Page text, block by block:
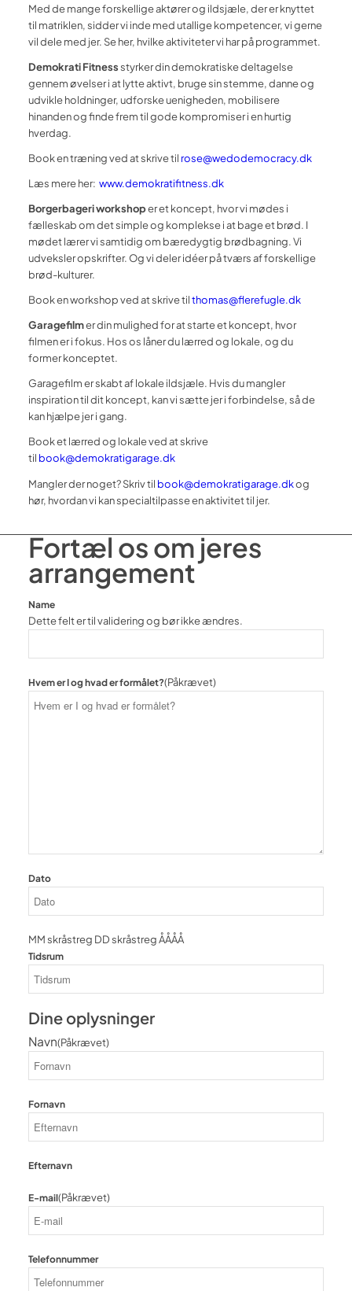
Med de mange forskellige aktører og ildsjæle, der er knyttet
til matriklen, sidder vi inde med utallige kompetencer, vi gerne
vil dele med jer. Se her, hvilke aktiviteter vi har på programmet.
Demokrati Fitnessstyrker din demokratiske deltagelse
gennem øvelser i at lytte aktivt, bruge sin stemme, danne og
udvikle holdninger, udforske uenigheden, mobilisere
hinanden og finde frem til gode kompromiser i en hurtig
hverdag.
Book en træning ved at skrive til rose@wedodemocracy.dk
Læs mere her: www.demokratifitness.dk
Borgerbageri workshoper et koncept, hvor vi mødes i
fælleskab om det simple og komplekse i at bage et brød. I
mødet lærer vi samtidig om bæredygtig brødbagning. Vi
udveksler opskrifter. Og vi deler idéer på tværs af forskellige
brød-kulturer.
Book en workshop ved at skrive tilthomas@flerefugle.dk
Garagefilmer din mulighed for at starte et koncept, hvor
filmen er i fokus. Hos os låner du lærred og lokale, og du
former konceptet.
Garagefilm er skabt af lokale ildsjæle. Hvis du mangler
inspiration til dit koncept, kan vi sætte jer i forbindelse, så de
kan hjælpe jer i gang.
Book et lærred og lokale ved at skrive
til book@demokratigarage.dk
Mangler der noget? Skriv til book@demokratigarage.dkog
hør, hvordan vi kan specialtilpasse en aktivitet til jer.
Fortæl os om jeres
arrangement
Name
Dette felt er til validering og bør ikke ændres.
Hvem er I og hvad er formålet?(Påkrævet)
Dato
MM skråstreg DD skråstreg ÅÅÅÅ
Tidsrum
Dine oplysninger
Navn(Påkrævet)
Fornavn
Efternavn
E-mail(Påkrævet)
Telefonnummer